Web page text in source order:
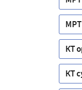
МРТ
КТ
КТ